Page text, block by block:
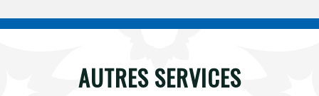
AUTRES SERVICES